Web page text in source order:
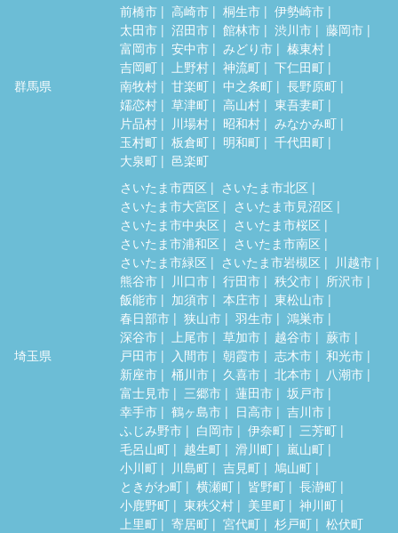
群馬県
前橋市 高崎市 桐生市
伊勢崎市
太田市
沼田市 館林市 渋川市
藤岡市
富岡市
安中市 みどり市
榛東村
吉岡町
上野村 神流町
下仁田町
南牧村
甘楽町 中之条町
長野原町
嬬恋村
草津町 高山村
東吾妻町
片品村
川場村 昭和村
みなかみ町
玉村町
板倉町 明和町
千代田町
大泉町
邑楽町
埼玉県
さいたま市西区
さいたま市北区
さいたま市大宮区
さいたま市見沼区
さいたま市中央区
さいたま市桜区
さいたま市浦和区
さいたま市南区
さいたま市緑区
さいたま市岩槻区
川越市
熊谷市
川口市 行田市 秩父市
所沢市
飯能市
加須市 本庄市
東松山市
春日部市
狭山市 羽生市
鴻巣市
深谷市
上尾市 草加市 越谷市
蕨市
戸田市
入間市 朝霞市 志木市
和光市
新座市
桶川市 久喜市 北本市
八潮市
富士見市
三郷市 蓮田市
坂戸市
幸手市
鶴ヶ島市 日高市
吉川市
ふじみ野市
白岡市 伊奈町
三芳町
毛呂山町
越生町 滑川町
嵐山町
小川町
川島町 吉見町
鳩山町
ときがわ町
横瀬町 皆野町
長瀞町
小鹿野町
東秩父村 美里町
神川町
上里町
寄居町 宮代町 杉戸町 松伏町